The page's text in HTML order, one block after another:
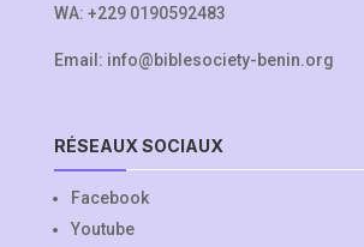
WA: +229 0190592483
Email: info@biblesociety-benin.org
RÉSEAUX SOCIAUX
Facebook
Youtube